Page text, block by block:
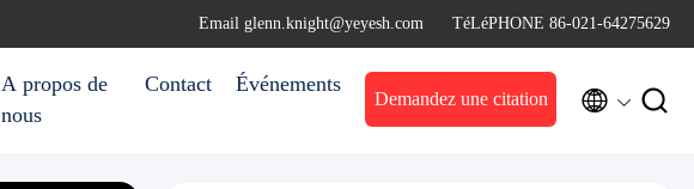
Email glenn.knight@yeyesh.com TéLéPHONE 86-021-64275629
A propos de
nous
Contact Événements
Demandez une citation  